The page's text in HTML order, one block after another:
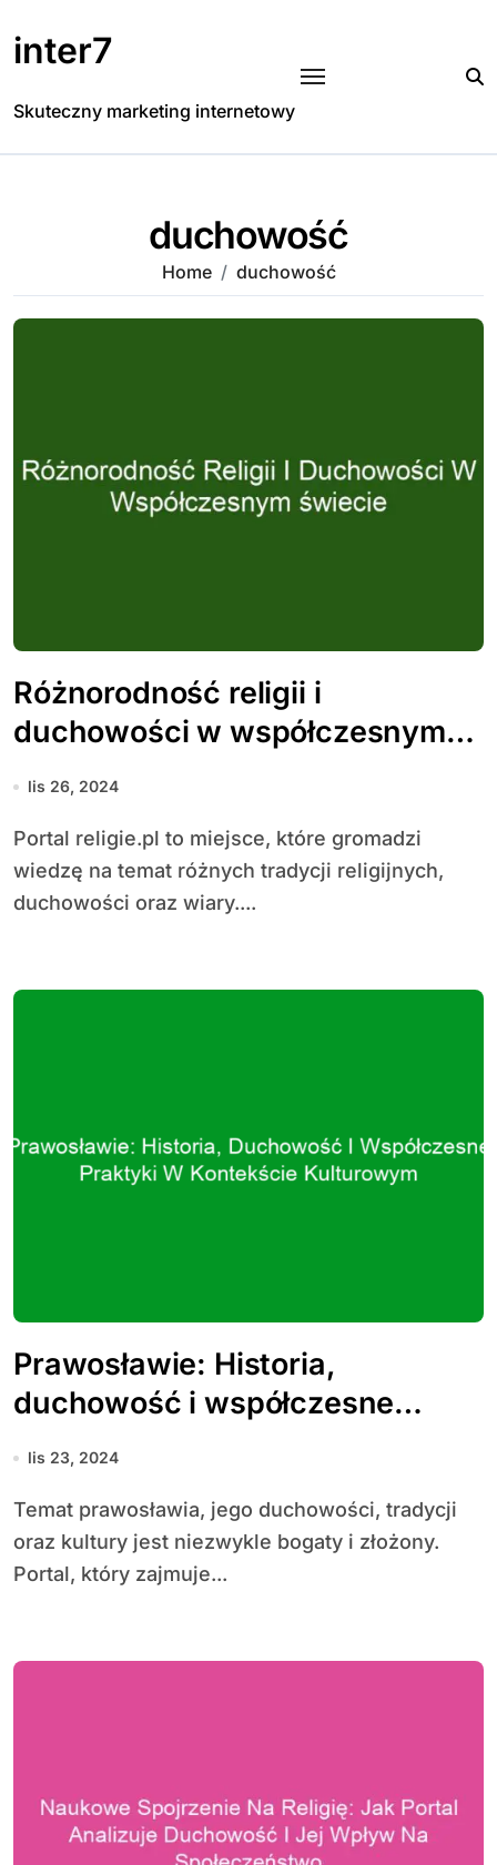
to
content
inter7
Skuteczny marketing internetowy
duchowość
Home duchowość
Różnorodność religii i
duchowości w współczesnym
świecie
lis 26, 2024
Portal religie.pl to miejsce, które gromadzi
wiedzę na temat różnych tradycji religijnych,
duchowości oraz wiary....
Prawosławie: Historia,
duchowość i współczesne
praktyki w kontekście
lis 23, 2024
Temat prawosławia, jego duchowości, tradycji
oraz kultury jest niezwykle bogaty i złożony.
Portal, który zajmuje...